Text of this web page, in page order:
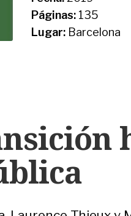
Páginas: 135
Lugar: Barcelona